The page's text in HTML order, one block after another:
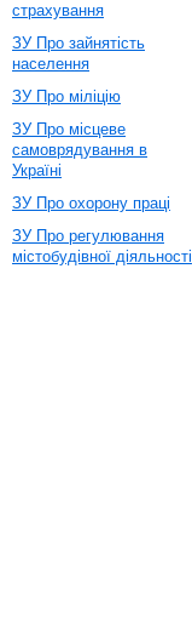
страхування
ЗУ Про зайнятість
населення
ЗУ Про міліцію
ЗУ Про місцеве
самоврядування в
Україні
ЗУ Про охорону праці
ЗУ Про регулювання
містобудівної діяльності